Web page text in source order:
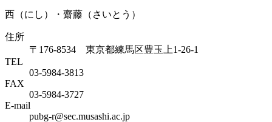
西（にし）・齋藤（さいとう）
住所
〒176-8534 東京都練馬区豊玉上1-26-1
TEL
03-5984-3813
FAX
03-5984-3727
E-mail
pubg-r@sec.musashi.ac.jp